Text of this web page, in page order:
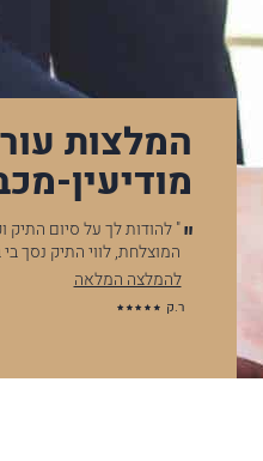
המלצות
מודיעין-
" להודות לך על סיום התיק וכמובן על
המוצלחת, לווי התיק נסך בי בטחון, כל…
להמלצה המלאה